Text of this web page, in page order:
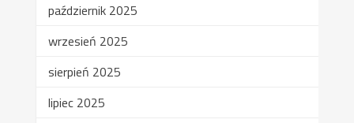
październik 2025
wrzesień 2025
sierpień 2025
lipiec 2025